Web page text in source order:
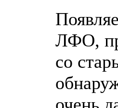
ЛФО,
со